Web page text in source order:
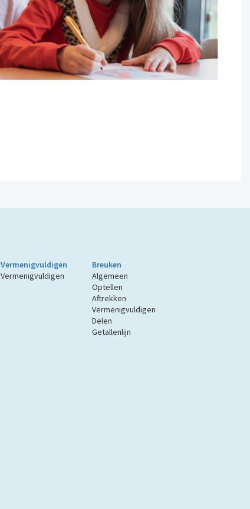
Vermenigvuldigen
Vermenigvuldigen
Breuken
Algemeen
Optellen
Aftrekken
Vermenigvuldigen
Delen
Getallenlijn